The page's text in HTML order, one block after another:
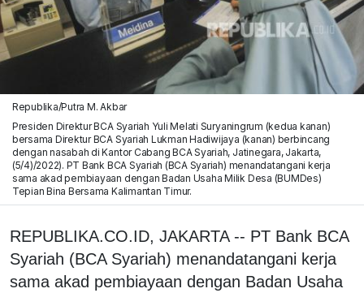
Republika/Putra M. Akbar
Presiden Direktur BCA Syariah Yuli Melati Suryaningrum (kedua kanan)
bersama Direktur BCA Syariah Lukman Hadiwijaya (kanan) berbincang
dengan nasabah di Kantor Cabang BCA Syariah, Jatinegara, Jakarta,
(5/4)/2022). PT Bank BCA Syariah (BCA Syariah) menandatangani kerja
sama akad pembiayaan dengan Badan Usaha Milik Desa (BUMDes)
Tepian Bina Bersama Kalimantan Timur.
REPUBLIKA.CO.ID, JAKARTA -- PT Bank BCA
Syariah (BCA Syariah) menandatangani kerja
sama akad pembiayaan dengan Badan Usaha